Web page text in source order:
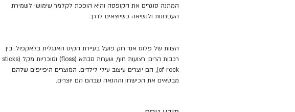
המתנה סוגרים את הקופסה והיא הופכת לקלמר שימושי לשמירת
העפרונות ולנשיאה כשיוצאים לדרך.
הצוות של פלוס אנד רוק פועל בעיירת הקיט האנגלית בלאקפול. בין
רכבות הרים, רצועות חוף, שערות סבתא (floss) וסוכריות מקל (sticks
of rock), הם יוצרים עיצוב עילי לילדים. המוצרים היפייפים שלהם
מבטאים את הכישרון וההנאה שבהם הם יוצרים.